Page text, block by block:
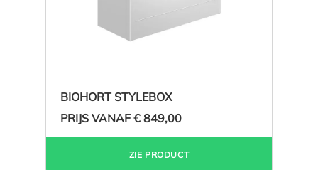
BIOHORT STYLEBOX
PRIJS VANAF € 849,00
ZIE PRODUCT